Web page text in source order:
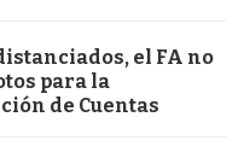
el FA no
para la
de Cuentas